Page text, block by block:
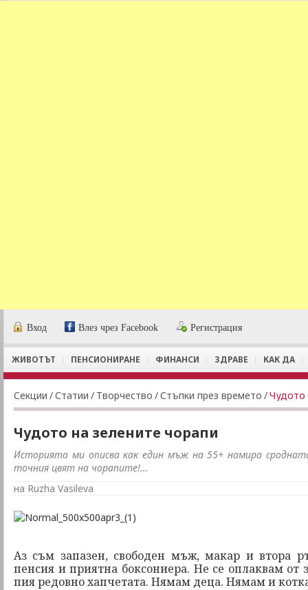
Вход Влез чрез Facebook Регистрация
ЖИВОТЪТ ПЕНСИОНИРАНЕ ФИНАНСИ ЗДРАВЕ КАК ДА
Секции /Статии / Творчество /Стъпки през времето /Чудото
Чудото на зелените чорапи
Историята ми описва как един мъж на 55+ намира
точния цвят на чорапите!...
на Ruzha Vasileva
Аз съм запазен, свободен мъж, макар и втора
пенсия и приятна боксониера. Не се оплаквам от
пия редовно хапчетата. Нямам деца. Нямам и